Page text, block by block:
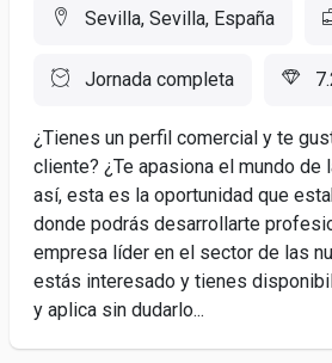
Sevilla, Sevilla, España
Jornada completa
¿Tienes un perfil comercial y te
cliente? ¿Te apasiona el mundo de
así, esta es la oportunidad que
donde podrás desarrollarte
empresa líder en el sector de las
estás interesado y tienes
y aplica sin dudarlo...